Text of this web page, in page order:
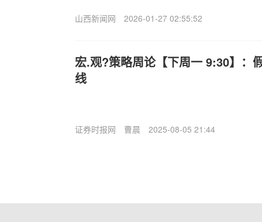
山西新闻网 2026-01-27 02:55:52
宏.观?策略周论【下周一 9:30】：
线
证券时报网 曹晨 2025-08-05 21:44